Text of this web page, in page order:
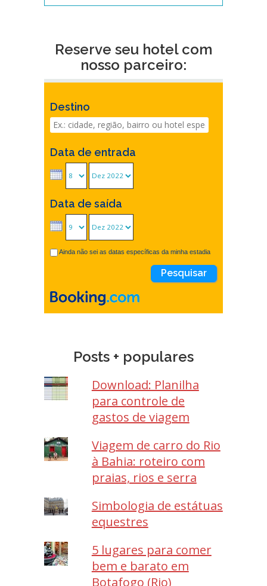
Reserve seu hotel com
nosso parceiro:
Destino
Data de entrada
Data de saída
Ainda não sei as datas específicas da minha estadia
Posts + populares
Download: Planilha
para controle de
gastos de viagem
Viagem de carro do Rio
à Bahia: roteiro com
praias, rios e serra
Simbologia de estátuas
equestres
5 lugares para comer
bem e barato em
Botafogo (Rio)